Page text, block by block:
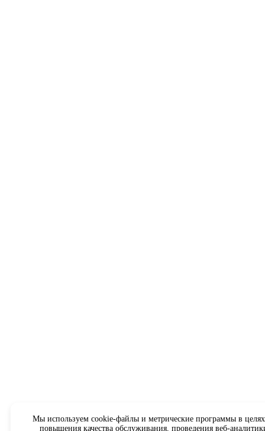
Мы используем cookie-файлы и метрические программы в целях
повышения качества обслуживания, проведения веб-